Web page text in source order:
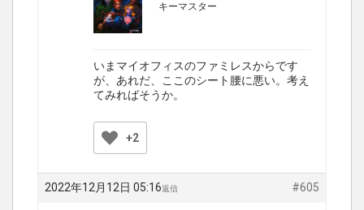
キーマスター
いまマイオフィスのファミレスからです
が、あれだ、ここのシート腰に悪い。考え
てみればそうか。
+2
2022年12月12日 05:16 #605
返信